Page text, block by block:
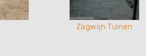
Zagwijn Tuinen